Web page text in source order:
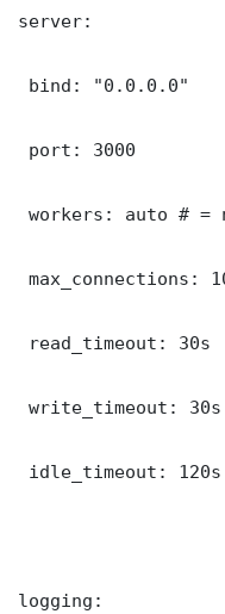
server:
bind: "0.0.0.0"
port: 3000
workers: auto # =
max_connections:
read_timeout: 30s
write_timeout: 30s
idle_timeout: 120s
logging: